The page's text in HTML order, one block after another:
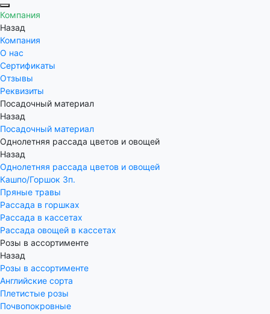
Компания
Назад
Компания
О нас
Сертификаты
Отзывы
Реквизиты
Посадочный материал
Назад
Посадочный материал
Однолетняя рассада цветов и овощей
Назад
Однолетняя рассада цветов и овощей
Кашпо/Горшок 3п.
Пряные травы
Рассада в горшках
Рассада в кассетах
Рассада овощей в кассетах
Розы в ассортименте
Назад
Розы в ассортименте
Английские сорта
Плетистые розы
Почвопокровные